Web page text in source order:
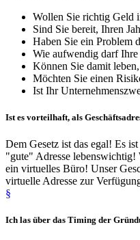
Wollen Sie richtig Geld
Sind Sie bereit, Ihren
Haben Sie ein Problem
Wie aufwendig darf
Können Sie damit
Möchten Sie einen
Ist Ihr
Ist es vorteilhaft, als
Dem Gesetz ist das egal! Es
"gute" Adresse lebenswichtig!
ein virtuelles Büro! Unser
virtuelle Adresse zur
§
Ich las über das Timing der